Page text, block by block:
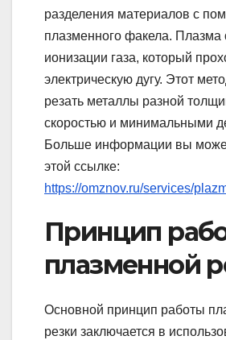
разделения материалов с
плазменного факела. Плазма
ионизации газа, который
электрическую дугу. Этот
резать металлы разной
скоростью и минимальными
Больше информации вы
этой ссылке:
https://omznov.ru/services/
Принцип
плазменной
Основной принцип работы
резки заключается в